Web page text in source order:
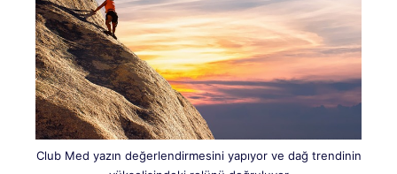
Club Med yazın değerlendirmesini yapıyor ve dağ trendinin